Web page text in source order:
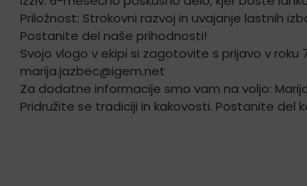
Priložnost: Strokovni razvoj in uvajanje lastnih
Postanite del naše prihodnosti!
Svojo vlogo v ekipi si zagotovite s prijavo v roku
marija.jazbec@igem.net
Za dodatne informacije smo vam na voljo:
Pridružite se tradiciji in kakovosti. Postanite del